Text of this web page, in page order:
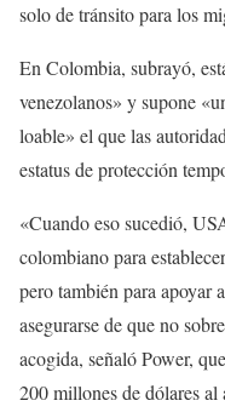
solo de tránsito para los
En Colombia, subrayó,
venezolanos» y supone
loable» el que las
estatus de protección
«Cuando eso sucedió,
colombiano para
pero también para apoyar
asegurarse de que no
acogida, señaló Power,
200 millones de dólares al